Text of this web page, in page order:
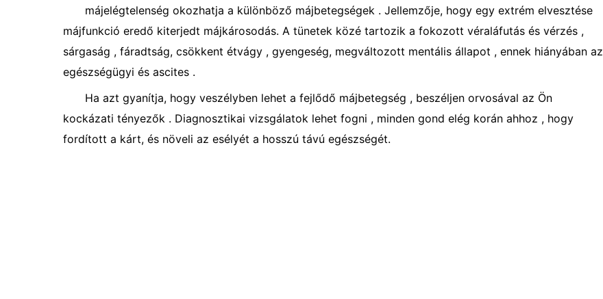
májelégtelenség okozhatja a különböző májbetegségek . Jellemzője, hogy egy extrém elvesztése
májfunkció eredő kiterjedt májkárosodás. A tünetek közé tartozik a fokozott véraláfutás és vérzés ,
sárgaság , fáradtság, csökkent étvágy , gyengeség, megváltozott mentális állapot , ennek hiányában az
egészségügyi és ascites .
Ha azt gyanítja, hogy veszélyben lehet a fejlődő májbetegség , beszéljen orvosával az Ön
kockázati tényezők . Diagnosztikai vizsgálatok lehet fogni , minden gond elég korán ahhoz , hogy
fordított a kárt, és növeli az esélyét a hosszú távú egészségét.